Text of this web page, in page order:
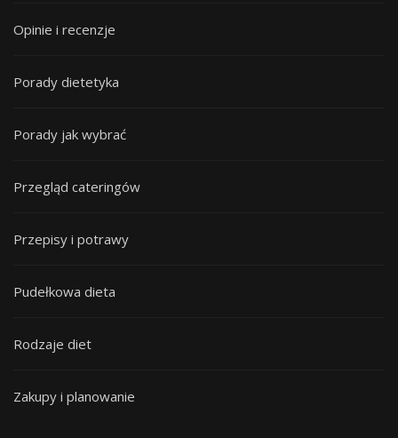
Opinie i recenzje
Porady dietetyka
Porady jak wybrać
Przegląd cateringów
Przepisy i potrawy
Pudełkowa dieta
Rodzaje diet
Zakupy i planowanie